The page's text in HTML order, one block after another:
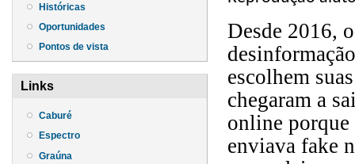
Históricas
Oportunidades
Pontos de vista
Links
Caburé
Espectro
Graúna
Desde 2016,
escolhem
chegaram a
online
enviava fake